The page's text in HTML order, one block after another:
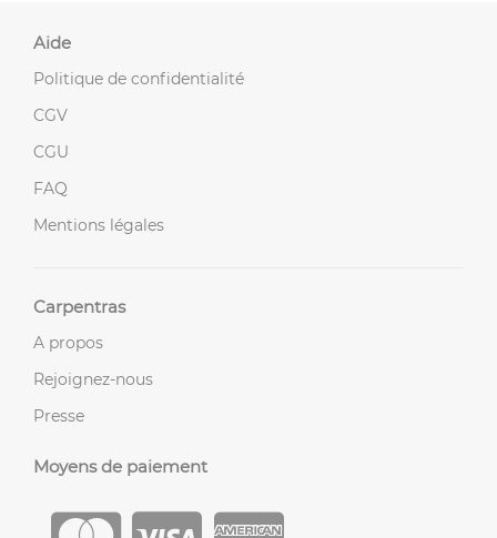
Aide
Politique de confidentialité
CGV
CGU
FAQ
Mentions légales
Carpentras
A propos
Rejoignez-nous
Presse
Moyens de paiement